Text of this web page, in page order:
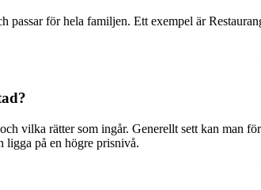
passar för hela familjen. Ett exempel är
vilka rätter som ingår. Generellt sett kan man
ligga på en högre prisnivå.